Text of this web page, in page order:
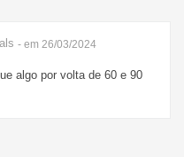
- em 26/03/2024
algo por volta de 60 e 90